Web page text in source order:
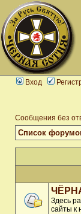
Вход
Сообщения без
Список
Здесь
сайты к